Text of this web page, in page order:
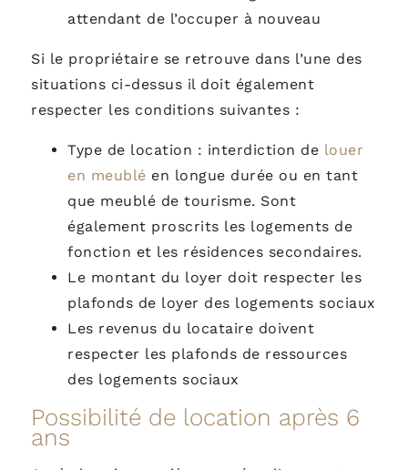
attendant de l’occuper à nouveau
Si le propriétaire se retrouve dans l’une des
situations ci-dessus il doit également
respecter les conditions suivantes :
Type de location : interdiction de louer
en meublé en longue durée ou en tant
que meublé de tourisme. Sont
également proscrits les logements de
fonction et les résidences secondaires.
Le montant du loyer doit respecter les
plafonds de loyer des logements sociaux
Les revenus du locataire doivent
respecter les plafonds de ressources
des logements sociaux
Possibilité de location après 6
ans